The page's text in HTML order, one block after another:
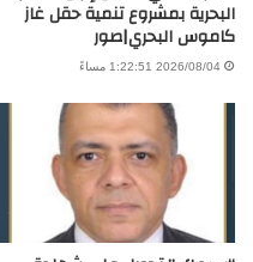
البحرية بمشروع تنمية حقل غاز
كاموس البحري|صور
2026/08/04 1:22:51 مساءً